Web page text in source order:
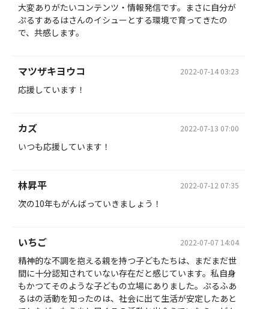
大変ありがたいコンテンツ・情報発信です。まさに自分が
ぷるすあるはさんのイシューとする環境で育ってきたの
で、共感します。
マツザキヨウコ 2022-07-14 03:23
応援しています！
カズ 2022-07-13 07:00
いつも応援しています！
林昇平 2022-07-12 07:35
次の10年もがんばっていきましょう！
いちご 2022-07-07 14:04
精神的な不調を抱える親を持つ子どもたちは、まだまだ世
間に十分認知されていない存在だと感じています。私自身
もかつてそのような子どもの立場にありました。ぷるふあ
るはの活動を知ったのは、社会に出て生活が安定したあと